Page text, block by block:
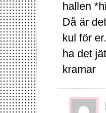
hallen
Då är
kul för er.
ha det
kramar